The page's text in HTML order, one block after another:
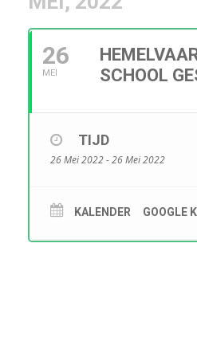
26
MEI
SCHOOL
TIJD
26 Mei 2022 - 26 Mei 2022
KALENDER GOOGLE